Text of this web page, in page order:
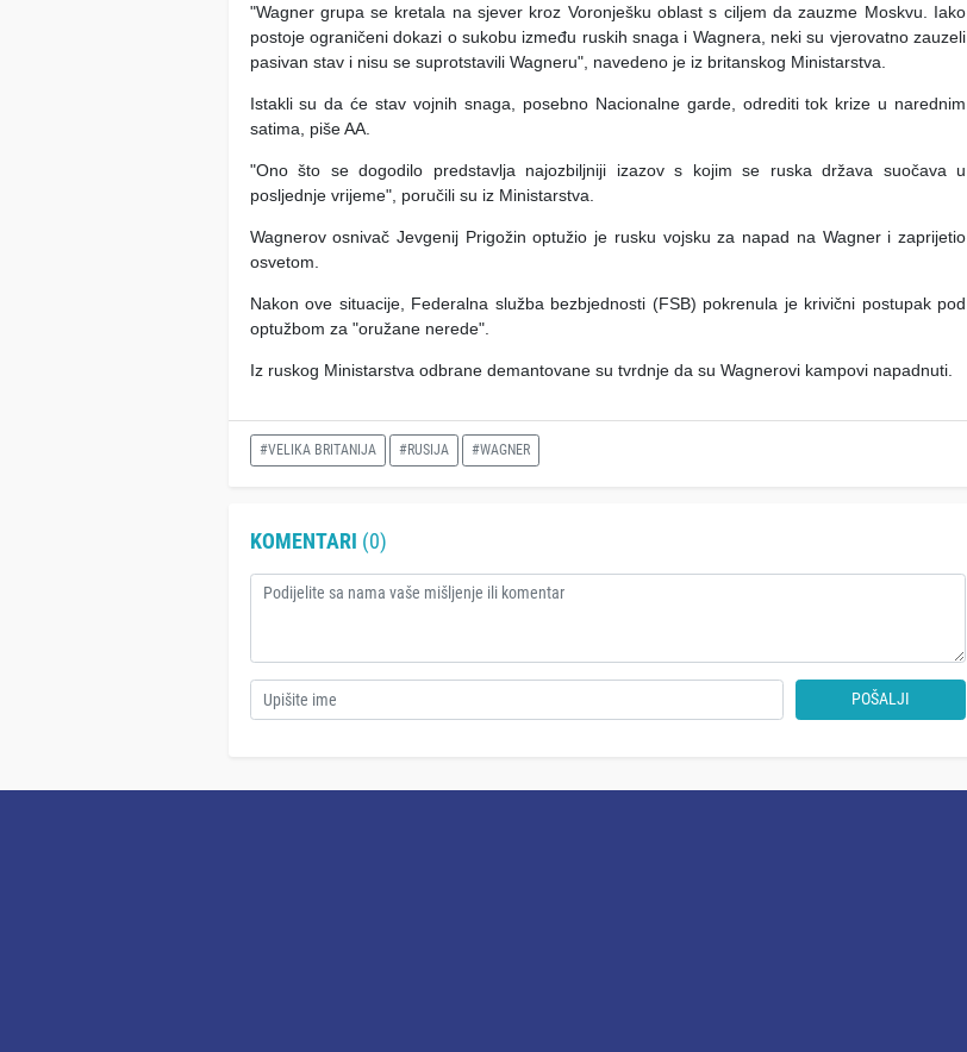
"Wagner grupa se kretala na sjever kroz Voronješku oblast s ciljem da zauzme Moskvu. Iako
postoje ograničeni dokazi o sukobu između ruskih snaga i Wagnera, neki su vjerovatno zauzeli
pasivan stav i nisu se suprotstavili Wagneru", navedeno je iz britanskog Ministarstva.
Istakli su da će stav vojnih snaga, posebno Nacionalne garde, odrediti tok krize u narednim
satima, piše AA.
"Ono što se dogodilo predstavlja najozbiljniji izazov s kojim se ruska država suočava u
posljednje vrijeme", poručili su iz Ministarstva.
Wagnerov osnivač Jevgenij Prigožin optužio je rusku vojsku za napad na Wagner i zaprijetio
osvetom.
Nakon ove situacije, Federalna služba bezbjednosti (FSB) pokrenula je krivični postupak pod
optužbom za "oružane nerede".
Iz ruskog Ministarstva odbrane demantovane su tvrdnje da su Wagnerovi kampovi napadnuti.
#VELIKA BRITANIJA #RUSIJA #WAGNER
KOMENTARI (0)
POŠALJI